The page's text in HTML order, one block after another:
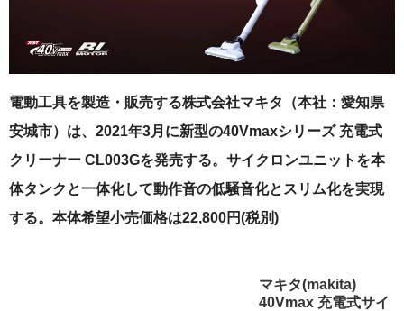
電動工具を製造・販売する株式会社マキタ（本社：愛知県
安城市）は、2021年3月に新型の40Vmaxシリーズ 充電式
クリーナー CL003Gを発売する。サイクロンユニットを本
体タンクと一体化して動作音の低騒音化とスリム化を実現
する。本体希望小売価格は22,800円(税別)
マキタ(makita)
40Vmax 充電式サイ